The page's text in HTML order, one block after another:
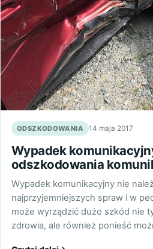
ODSZKODOWANIA 14 maja 2017
Wypadek
odszkodowania
Wypadek komunikacyjny nie
najprzyjemniejszych spraw i w
może wyrządzić dużo szkód nie
zdrowia, ale również ponieść